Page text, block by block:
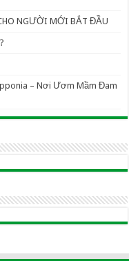
NGƯỜI MỚI BẮT ĐẦU
– Nơi Ươm Mầm Đam